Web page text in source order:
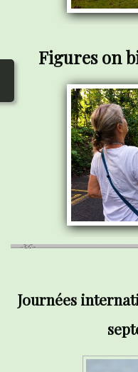
Figures on
Journées